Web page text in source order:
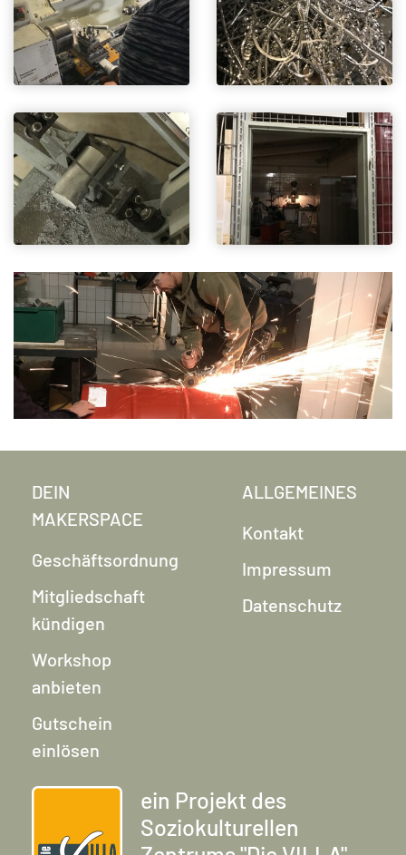
DEIN
MAKERSPACE
Geschäftsordnung
Mitgliedschaft
kündigen
Workshop
anbieten
Gutschein
einlösen
ALLGEMEINES
Kontakt
Impressum
Datenschutz
ein Projekt des
Soziokulturellen